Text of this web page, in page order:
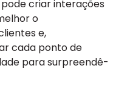
pode criar interações
o
e,
cada ponto de
para surpreendê-